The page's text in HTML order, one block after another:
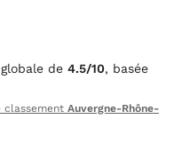
de 4.5/10, basée
classement Auvergne-Rhône-